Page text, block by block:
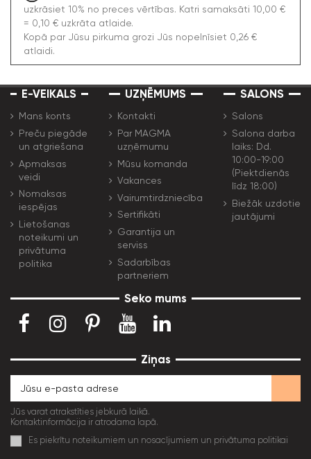
uzkrāsiet 10% no preces vērtības. Katri samaksāti 10,00 €
= 0,10 € uzkrāta atlaide.
Kopā par Jūsu pirkuma grozi Jūs nopelnīsiet 0,26 €
atlaidi.
E-VEIKALS
Mans konts
Preču piegāde
un atgriešana
Apmaksas
veidi
Nomaksas
iespējas
Lietošanas
noteikumi un
privātuma
politika
UZŅĒMUMS
Kontakti
Par MAGMA
uzņēmumu
Mūsu komanda
Vakances
Vairumtirdzniecība
Sertifikāti
Garantija un
serviss
Sadarbības
partneriem
SALONS
Salons
Salona darba
laiks: Dd.
10:00-19:00
(Piektdienās
līdz 18:00)
Biežāk uzdotie
jautājumi
Seko mums
Ziņas
Jūs varat atrakstīties jebkurā laikā.
Kontaktinformācija ir atrodama lapā.
Es piekrītu noteikumiem un nosacījumiem un privātuma politikai